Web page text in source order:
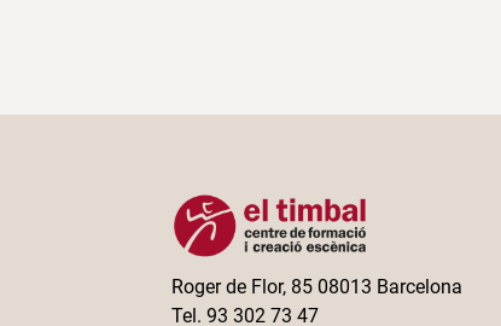
Roger de Flor, 85 08013 Barcelona
Tel. 93 302 73 47